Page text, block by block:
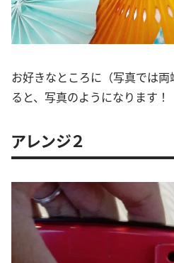
お好きなところに（写真では
ると、写真のようになります！
アレンジ２